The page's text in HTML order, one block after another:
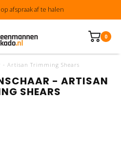
afspraak af te halen
0
- Artisan Trimming Shears
- ARTISAN
SHEARS